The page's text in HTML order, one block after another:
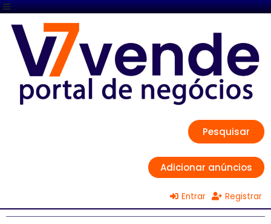
Pesquisar
Adicionar anúncios
Entrar Registrar